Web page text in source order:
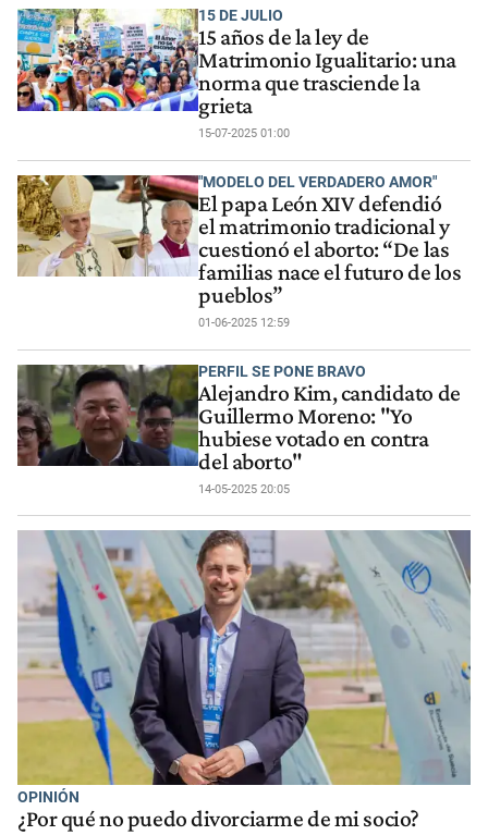
15 DE JULIO
15 años de la ley de
Matrimonio Igualitario: una
norma que trasciende la
grieta
15-07-2025 01:00
"MODELO DEL VERDADERO AMOR"
El papa León XIV defendió
el matrimonio tradicional y
cuestionó el aborto: “De las
familias nace el futuro de los
pueblos”
01-06-2025 12:59
PERFIL SE PONE BRAVO
Alejandro Kim, candidato de
Guillermo Moreno: "Yo
hubiese votado en contra
del aborto"
14-05-2025 20:05
OPINIÓN
¿Por qué no puedo divorciarme de mi socio?